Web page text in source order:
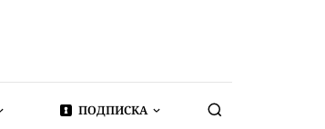
ПОДПИСКА